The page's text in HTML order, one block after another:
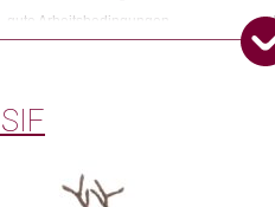
Arbeitsbedingungen,